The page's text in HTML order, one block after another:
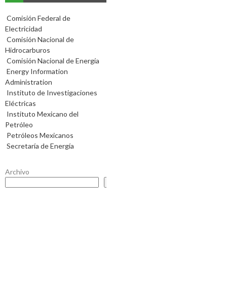
Comisión Federal de
Electricidad
Comisión Nacional de
Hidrocarburos
Comisión Nacional de Energía
Energy Information
Administration
Instituto de Investigaciones
Eléctricas
Instituto Mexicano del
Petróleo
Petróleos Mexicanos
Secretaría de Energía
Archivo